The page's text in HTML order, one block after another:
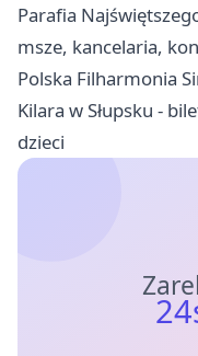
Parafia
msze, kancelaria,
Polska Filharmonia
Kilara w Słupsku -
dzieci